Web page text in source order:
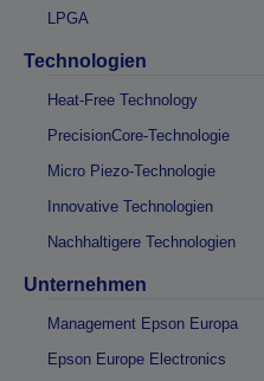
LPGA
Technologien
Heat-Free Technology
PrecisionCore-Technologie
Micro Piezo-Technologie
Innovative Technologien
Nachhaltigere Technologien
Unternehmen
Management Epson Europa
Epson Europe Electronics